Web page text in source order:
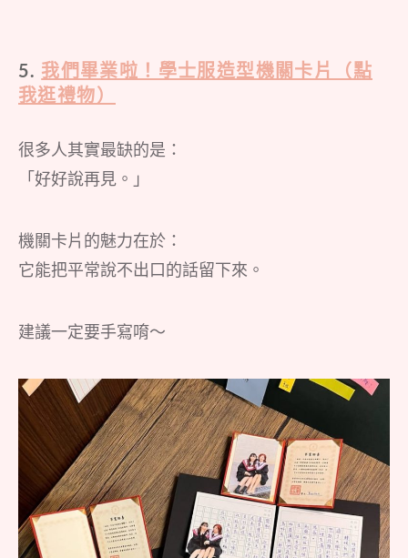
5. 我們畢業啦！學士服造型機關卡片（點
我逛禮物）
很多人其實最缺的是：
「好好說再見。」
機關卡片的魅力在於：
它能把平常說不出口的話留下來。
建議一定要手寫唷～